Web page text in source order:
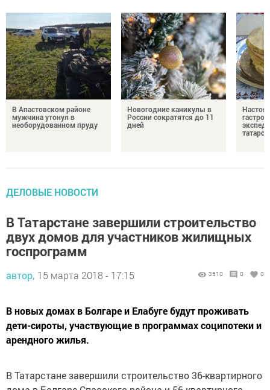
В Апастовском районе
мужчина утонул в
необорудованном пруду
Новогодние каникулы в
России сократятся до 11
дней
ДЕЛОВЫЕ НОВОСТИ
В Татарстане завершили строительство
двух домов для участников жилищных
госпрограмм
автор, 15 марта 2018 - 17:15 3510 0 0
В новых домах в Болгаре и Елабуге будут проживать
дети-сироты, участвующие в программах соципотеки и
арендного жилья.
В Татарстане завершили строительство 36-квартирного